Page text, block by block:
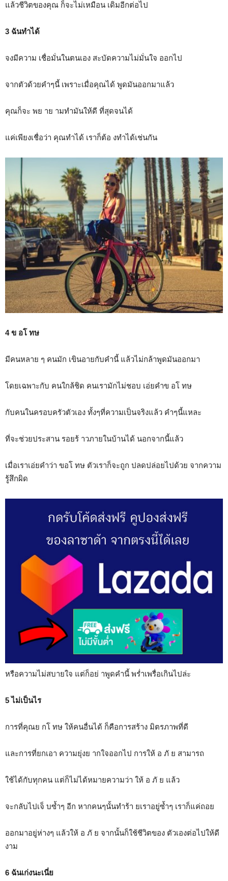
แล้วชีวิตของคุณ ก็จะไม่เหมือน เดิมอีกต่อไป
3 ฉันทำได้
จงมีความ เชื่อมั่นในตนเอง สะบัดความไม่มั่นใจ ออกไป
จากตัวด้วยคำๆนี้ เพราะเมื่อคุณได้ พูดมันออกมาแล้ว
คุณก็จะ พย าย ามทำมันให้ดี ที่สุดจนได้
แค่เพียงเชื่อว่า คุณทำได้ เราก็ต้อ งทำได้เช่นกัน
4 ข อโ ทษ
มีคนหลาย ๆ คนมัก เขินอายกับคำนี้ แล้วไม่กล้าพูดมันออกมา
โดยเฉพาะกับ คนใกล้ชิด คนเรามักไม่ชอบ เอ่ยคำข อโ ทษ
กับคนในครอบครัวตัวเอง ทั้งๆที่ความเป็นจริงแล้ว คำๆนี้แหละ
ที่จะช่วยประสาน รอยร้ าวภายในบ้านได้ นอกจากนี้แล้ว
เมื่อเราเอ่ยคำว่า ขอโ ทษ ตัวเราก็จะถูก ปลดปล่อยไปด้วย จากความ
รู้สึกผิด
หรือความไม่สบายใจ แต่ก็อย่ าพูดคำนี้ พร่ำเพรื่อเกินไปล่ะ
5 ไม่เป็นไร
การที่คุณย กโ ทษ ให้คนอื่นได้ ก็คือการสร้าง มิตรภาพที่ดี
และการที่ยกเอา ความยุ่งย ากใจออกไป การให้ อ ภั ย สามารถ
ใช้ได้กับทุกคน แต่ก็ไม่ได้หมายความว่า ให้ อ ภั ย แล้ว
จะกลับไปเจ็ บซ้ำๆ อีก หากคนๆนั้นทำร้า ยเราอยู่ซ้ำๆ เราก็แค่ถอย
ออกมาอยู่ห่างๆ แล้วให้ อ ภั ย จากนั้นก็ใช้ชีวิตของ ตัวเองต่อไปให้ดี
งาม
6 ฉันเก่งนะเนี่ย